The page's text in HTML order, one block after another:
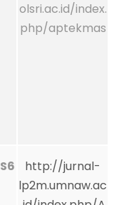
olsri.ac.id/index.
php/aptekmas
S6
http://jurnal-
lp2m.umnaw.ac